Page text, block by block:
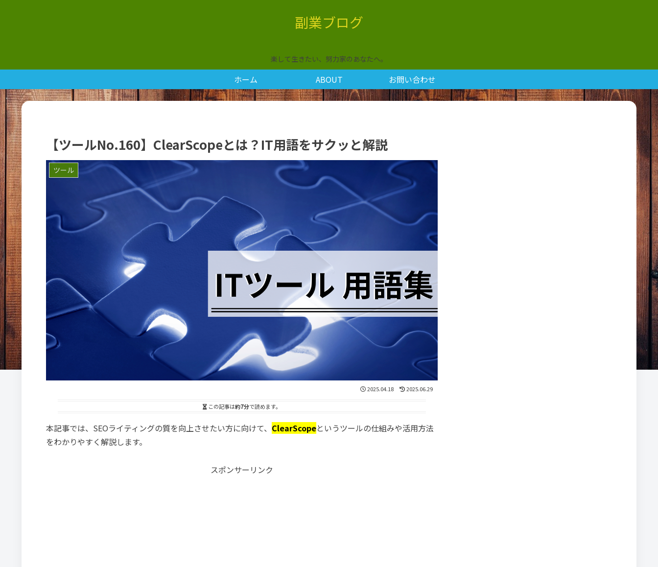
副業ブログ
楽して生きたい、努力家のあなたへ。
ホーム ABOUT お問い合わせ
【ツールNo.160】ClearScopeとは？IT用語をサクッと解説
ツール
2025.04.18 2025.06.29
この記事は約7分で読めます。
本記事では、SEOライティングの質を向上させたい方に向けて、 ClearScopeというツールの仕組みや活用方法
をわかりやすく解説します。
スポンサーリンク